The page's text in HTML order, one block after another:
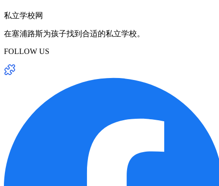
私立学校网
在塞浦路斯为孩子找到合适的私立学校。
FOLLOW US